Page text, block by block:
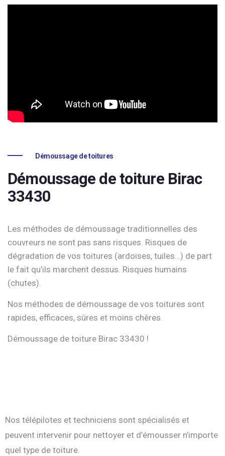
Démoussage de toitures
Démoussage de toiture Birac
33430
Les méthodes de démoussage traditionnelles des
couvreurs ne sont pas sans risques. Risques de
dégradation de vos toitures (ardoises, tuiles…) de part
le fait qu’ils marchent dessus. Risques humains
(chutes).
Nos méthodes de démoussage de vos toitures sont
rapides, efficaces, sûres et moins chères.
Démoussage de toiture Birac 33430 !
Nos télépilotes et techniciens sont spécialisés et
peuvent intervenir pour nettoyer et d’émousser n’importe
quel type de toiture.